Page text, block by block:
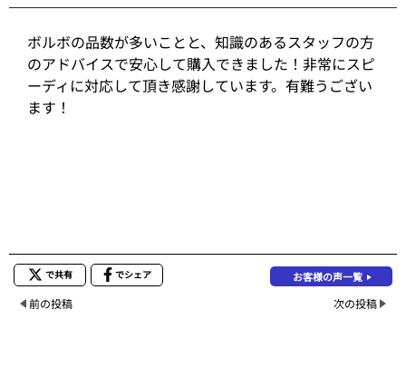
ボルボの品数が多いことと、知識のあるスタッフの方
のアドバイスで安心して購入できました！非常にスピ
ーディに対応して頂き感謝しています。有難うござい
ます！
で共有 でシェア お客様の声一覧
前の投稿 次の投稿